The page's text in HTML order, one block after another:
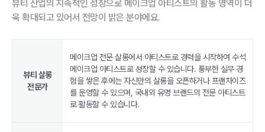
뷰티 산업의 지속적인 성장으로 메이크업 아티스트의 활동 영역이 더
욱 확대되고 있어서 전망이 밝은 분야에요.
뷰티 살롱
전문가
메이크업 전문 살롱에서 아티스트로 경력을 시작하여 수석
메이크업 아티스트로 성장할 수 있습니다. 풍부한 실무 경
험을 쌓은 후에는 자신만의 살롱을 오픈하거나 프랜차이즈
를 운영할 수 있으며, 국내외 유명 브랜드의 전문 아티스트
로 활동할 수 있습니다.